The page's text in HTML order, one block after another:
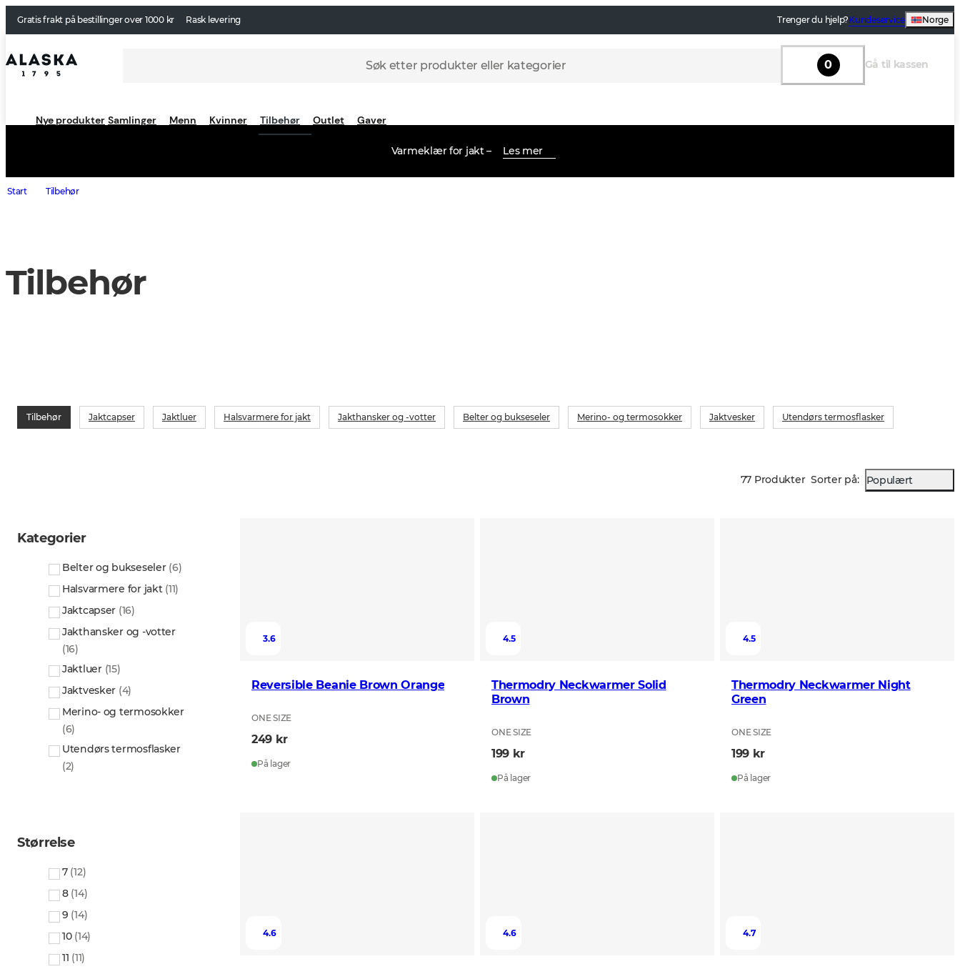
Gratis frakt på bestillinger over 1000 kr Rask levering Trenger du hjelp?Kundeservice Norge
Søk etter produkter eller kategorier 0 Gå til kassen
Nye produkter Samlinger Menn Kvinner Tilbehør Outlet Gaver
Varmeklær for jakt – Les mer
Start Tilbehør
Tilbehør
Tilbehør Jaktcapser Jaktluer Halsvarmere for jakt Jakthansker og -votter Belter og bukseseler Merino- og termosokker Jaktvesker Utendørs termosflasker
77 Produkter Sorter på: Populært
Kategorier
Belter og bukseseler (6)
Halsvarmere for jakt (11)
Jaktcapser (16)
Jakthansker og -votter
(16)
Jaktluer (15)
Jaktvesker (4)
Merino- og termosokker
(6)
Utendørs termosflasker
(2)
Størrelse
7 (12)
8 (14)
9 (14)
10 (14)
11 (11)
3.6
Reversible Beanie Brown Orange
ONE SIZE
249 kr
På lager
4.5
Thermodry Neckwarmer Solid
Brown
ONE SIZE
199 kr
På lager
4.5
Thermodry Neckwarmer Night
Green
ONE SIZE
199 kr
På lager
4.6 4.6 4.7